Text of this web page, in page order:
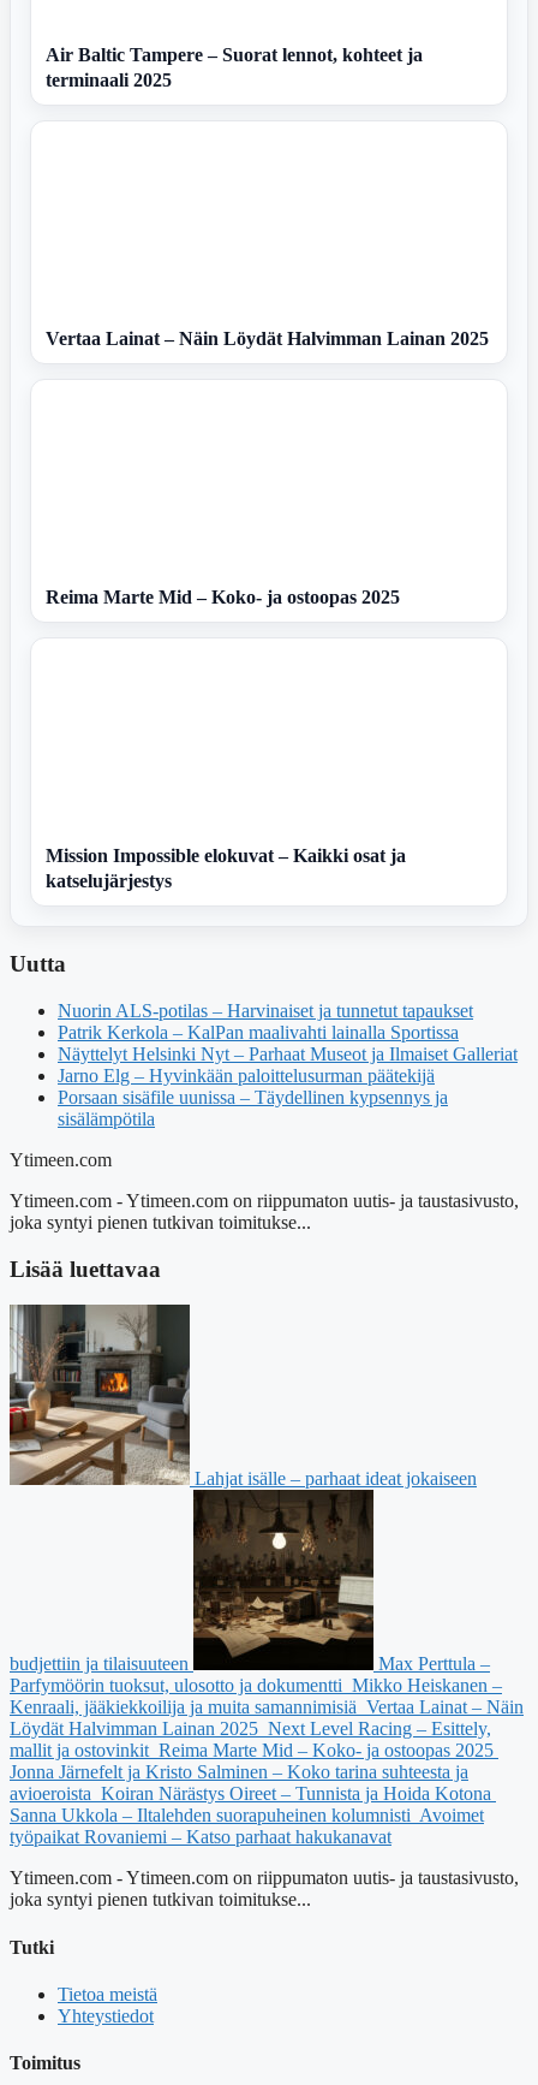
Air Baltic Tampere – Suorat lennot, kohteet ja
terminaali 2025
Vertaa Lainat – Näin Löydät Halvimman Lainan 2025
Reima Marte Mid – Koko- ja ostoopas 2025
Mission Impossible elokuvat – Kaikki osat ja
katselujärjestys
Uutta
Nuorin ALS-potilas – Harvinaiset ja tunnetut tapaukset
Patrik Kerkola – KalPan maalivahti lainalla Sportissa
Näyttelyt Helsinki Nyt – Parhaat Museot ja Ilmaiset Galleriat
Jarno Elg – Hyvinkään paloittelusurman päätekijä
Porsaan sisäfile uunissa – Täydellinen kypsennys ja
sisälämpötila
Ytimeen.com
Ytimeen.com - Ytimeen.com on riippumaton uutis- ja taustasivusto,
joka syntyi pienen tutkivan toimitukse...
Lisää luettavaa
Lahjat isälle – parhaat ideat jokaiseen
budjettiin ja tilaisuuteen
Max Perttula –
Parfymöörin tuoksut, ulosotto ja dokumentti Mikko Heiskanen –
Kenraali, jääkiekkoilija ja muita samannimisiä Vertaa Lainat – Näin
Löydät Halvimman Lainan 2025 Next Level Racing – Esittely,
mallit ja ostovinkit Reima Marte Mid – Koko- ja ostoopas 2025
Jonna Järnefelt ja Kristo Salminen – Koko tarina suhteesta ja
avioeroista Koiran Närästys Oireet – Tunnista ja Hoida Kotona
Sanna Ukkola – Iltalehden suorapuheinen kolumnisti Avoimet
työpaikat Rovaniemi – Katso parhaat hakukanavat
Ytimeen.com - Ytimeen.com on riippumaton uutis- ja taustasivusto,
joka syntyi pienen tutkivan toimitukse...
Tutki
Tietoa meistä
Yhteystiedot
Toimitus